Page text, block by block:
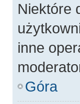
Niektóre
inne
Góra